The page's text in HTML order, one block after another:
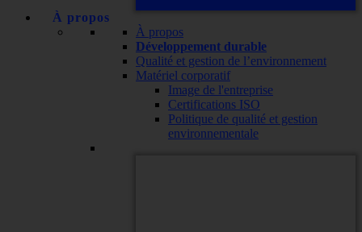
À propos
À propos
Développement durable
Qualité et gestion de l’environnement
Matériel corporatif
Image de l'entreprise
Certifications ISO
Politique de qualité et gestion
environnementale